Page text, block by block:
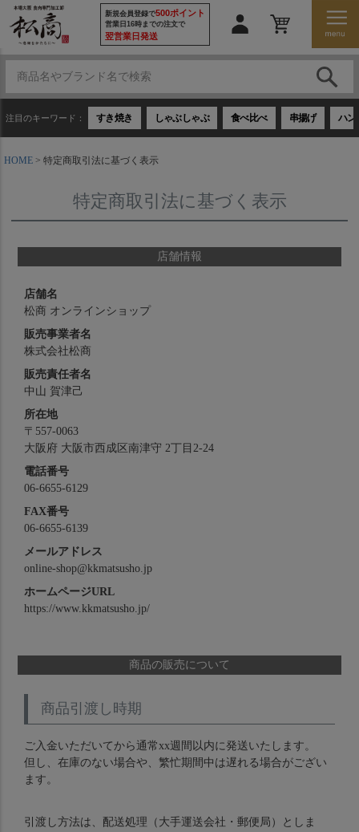
新規会員登録で500ポイント
営業日16時までの注文で
翌営業日発送
注目のキーワード： すき焼き しゃぶしゃぶ 食べ比べ 串揚げ ハン
HOME 特定商取引法に基づく表示
特定商取引法に基づく表示
店舗情報
店舗名
松商 オンラインショップ
販売事業者名
株式会社松商
販売責任者名
中山 賀津己
所在地
〒557-0063
大阪府 大阪市西成区南津守 2丁目2-24
電話番号
06-6655-6129
FAX番号
06-6655-6139
メールアドレス
online-shop@kkmatsusho.jp
ホームページURL
https://www.kkmatsusho.jp/
商品の販売について
商品引渡し時期
ご入金いただいてから通常xx週間以内に発送いたします。
但し、在庫のない場合や、繁忙期間中は遅れる場合がござい
ます。
引渡し方法は、配送処理（大手運送会社・郵便局）としま